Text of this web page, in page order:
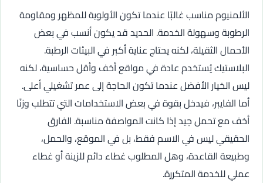
الألمنيوم مناسب غالبًا عندما تكون الأولوية للمظهر ومقاومة
الرطوبة وسهولة الخدمة. الحديد قد يكون أنسب في بعض
الأحمال الثقيلة، لكنه يحتاج عناية أكبر في البيئات الرطبة.
البلاستيك يُستخدم عادة في مواقع أخف وأقل حساسية، لكنه
ليس الخيار الأفضل عندما تكون الحاجة إلى عمر تشغيلي أعلى.
أما الفايبر، فيدخل بقوة في بعض الاستخدامات التي تتطلب وزنًا
أخف مع تحمل جيد إذا كانت المواصفة مناسبة. الفارق
الحقيقي ليس في الاسم فقط، بل في الموقع، والحمل،
وطبيعة القاعدة، وهل المطلوب غطاء دائم للزينة أو غطاء
عملي للخدمة المتكررة.